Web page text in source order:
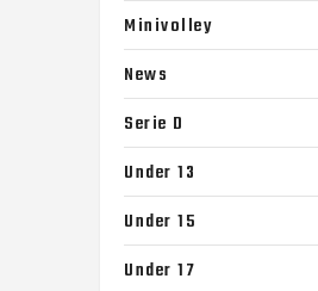
Minivolley
News
Serie D
Under 13
Under 15
Under 17